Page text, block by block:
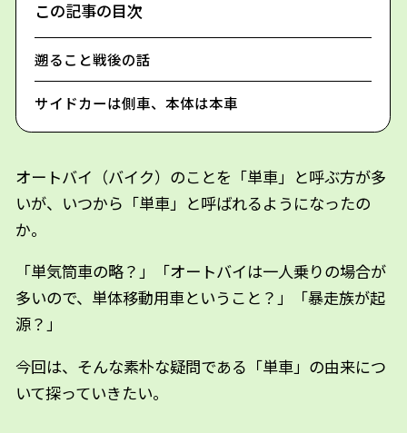
この記事の目次
遡ること戦後の話
サイドカーは側車、本体は本車
オートバイ（バイク）のことを「単車」と呼ぶ方が多
いが、いつから「単車」と呼ばれるようになったの
か。
「単気筒車の略？」「オートバイは一人乗りの場合が
多いので、単体移動用車ということ？」「暴走族が起
源？」
今回は、そんな素朴な疑問である「単車」の由来につ
いて探っていきたい。